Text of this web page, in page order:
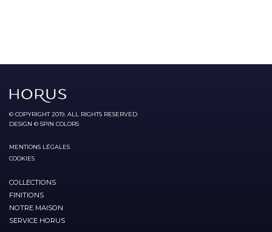
© COPYRIGHT 2019. ALL RIGHTS RESERVED
DESIGN © SPIN COLORS
MENTIONS LÉGALES
COOKIES
COLLECTIONS
FINITIONS
NOTRE MAISON
SERVICE HORUS